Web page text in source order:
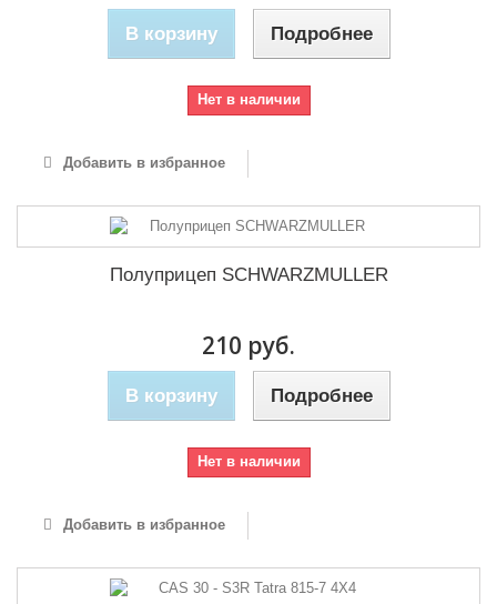
В корзину Подробнее
Нет в наличии
Добавить в избранное
Полуприцеп SCHWARZMULLER
210 руб.
В корзину Подробнее
Нет в наличии
Добавить в избранное